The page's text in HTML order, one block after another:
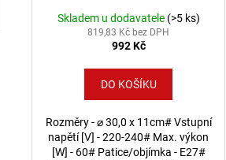
Skladem u dodavatele (>5 ks)
819,83 Kč bez DPH
992 Kč
DO KOŠÍKU
Rozměry - ⌀ 30,0 x 11cm# Vstupní
napětí [V] - 220-240# Max. výkon
[W] - 60# Patice/objímka - E27#